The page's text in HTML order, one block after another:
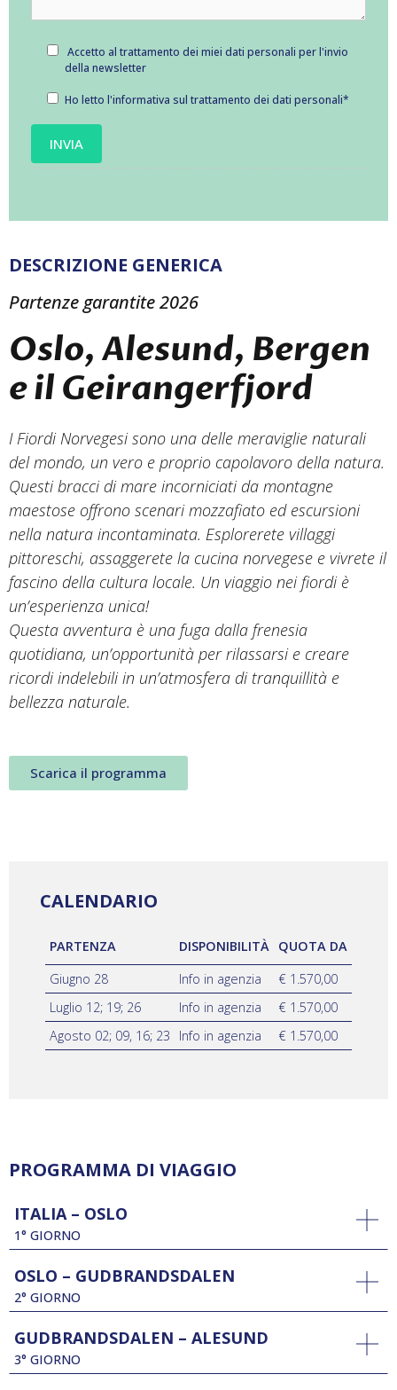
DESCRIZIONE GENERICA
Partenze garantite 2026
Oslo, Alesund, Bergen
e il Geirangerfjord
I Fiordi Norvegesi sono una delle meraviglie naturali
del mondo, un vero e proprio capolavoro della natura.
Questi bracci di mare incorniciati da montagne
maestose offrono scenari mozzafiato ed escursioni
nella natura incontaminata. Esplorerete villaggi
pittoreschi, assaggerete la cucina norvegese e vivrete il
fascino della cultura locale. Un viaggio nei fiordi è
un’esperienza unica!
Questa avventura è una fuga dalla frenesia
quotidiana, un’opportunità per rilassarsi e creare
ricordi indelebili in un’atmosfera di tranquillità e
bellezza naturale.
Scarica il programma
CALENDARIO
PARTENZA DISPONIBILITÀ
QUOTA DA
Giugno 28
Info in agenzia
€ 1.570,00
Luglio 12; 19; 26
Info in agenzia
€ 1.570,00
Agosto 02; 09, 16; 23
Info in agenzia € 1.570,00
PROGRAMMA DI VIAGGIO
ITALIA – OSLO
1° GIORNO
OSLO – GUDBRANDSDALEN
2° GIORNO
GUDBRANDSDALEN – ALESUND
3° GIORNO
Accetto al trattamento dei miei dati personali per l'invio
della newsletter
Ho letto l'informativa sul trattamento dei dati personali*